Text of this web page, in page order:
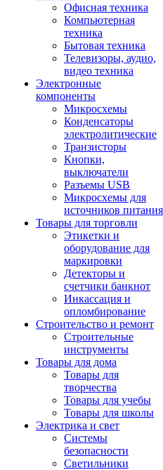
Офисная техника
Компьютерная
техника
Бытовая техника
Телевизоры, аудио,
видео техника
Электронные
компоненты
Микросхемы
Конденсаторы
электролитические
Транзисторы
Кнопки,
выключатели
Разъемы USB
Микросхемы для
источников питания
Товары для торговли
Этикетки и
оборудование для
маркировки
Детекторы и
счетчики банкнот
Инкассация и
опломбирование
Строительство и ремонт
Строительные
инструменты
Товары для дома
Товары для
творчества
Товары для учебы
Товары для школы
Электрика и свет
Системы
безопасности
Светильники